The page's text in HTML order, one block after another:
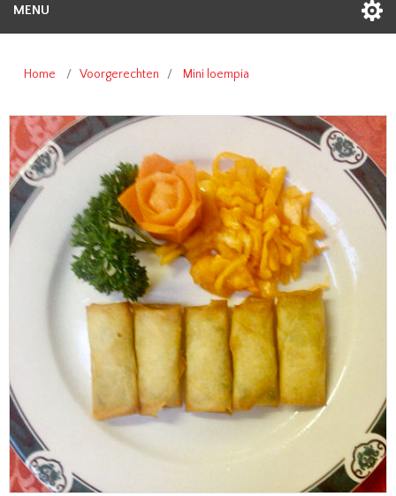
MENU
Home / Voorgerechten / Mini loempia